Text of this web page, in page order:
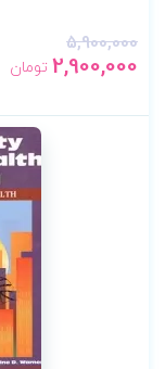
5,900,000
2,900,000 تومان